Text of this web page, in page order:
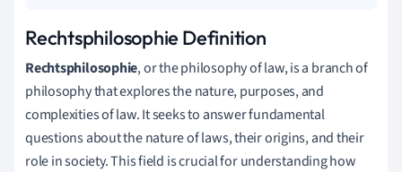
Rechtsphilosophie Definition
Rechtsphilosophie, or the philosophy of law, is a branch of
philosophy that explores the nature, purposes, and
complexities of law. It seeks to answer fundamental
questions about the nature of laws, their origins, and their
role in society. This field is crucial for understanding how